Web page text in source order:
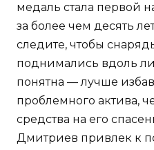
медаль стала первой
за более чем десять
следите, чтобы
поднимались вдоль
понятна — лучше
проблемного актива,
средства на его
Дмитриев привлек к